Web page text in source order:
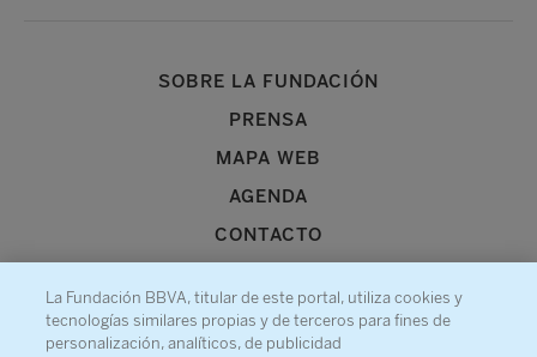
SOBRE LA FUNDACIÓN
PRENSA
MAPA WEB
AGENDA
CONTACTO
La Fundación BBVA, titular de este portal, utiliza cookies y
tecnologías similares propias y de terceros para fines de
personalización, analíticos, de publicidad